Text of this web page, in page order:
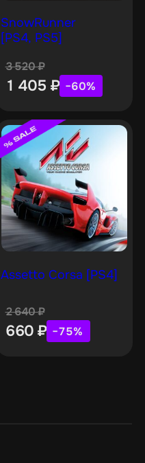
SnowRunner
[PS4, PS5]
3 520₽
1 405 ₽ −60%
Assetto Corsa [PS4]
2 640₽
660 ₽ −75%